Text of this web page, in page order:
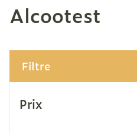
Alcootest
Filtre
Prix